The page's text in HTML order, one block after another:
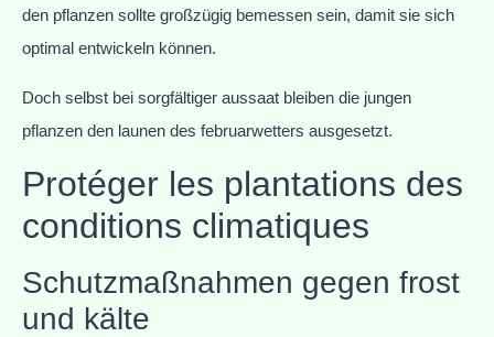
den pflanzen sollte großzügig bemessen sein, damit sie sich
optimal entwickeln können.
Doch selbst bei sorgfältiger aussaat bleiben die jungen
pflanzen den launen des februarwetters ausgesetzt.
Protéger les plantations des
conditions climatiques
Schutzmaßnahmen gegen frost
und kälte